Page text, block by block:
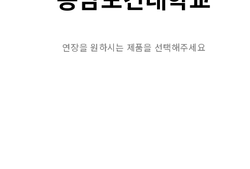
연장을 원하시는 제품을 선택해주세요